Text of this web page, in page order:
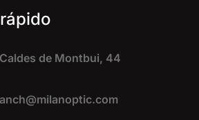
de Montbui, 44